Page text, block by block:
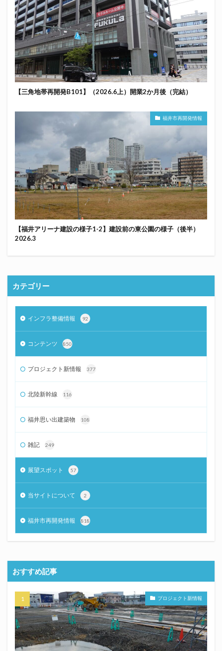
【三角地帯再開発B101】（2026.6上）開業2か月後（完結）
福井市再開発情報
【福井アリーナ建設の様子1-2】建設前の東公園の様子（後半）
2026.3
カテゴリー
インフラ整備情報 92
コンテンツ 850
プロジェクト新情報 377
北陸新幹線 116
福井思い出建築物 108
雑記 249
展望スポット 57
当サイトについて 2
福井市再開発情報 818
おすすめ記事
プロジェクト新情報